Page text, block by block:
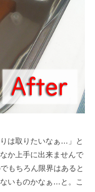
は取りたいなぁ…」と
か上手に出来ませんで
もちろん限界はあると
いものかなぁ…と。こ